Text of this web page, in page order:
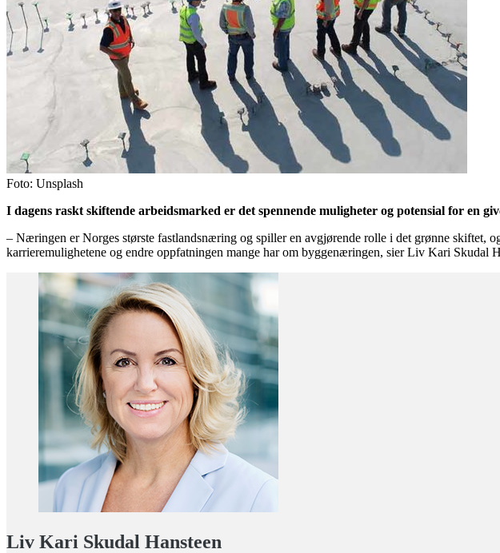
Foto: Unsplash
I dagens raskt skiftende arbeidsmarked er det spennende muligheter og potensial for en
– Næringen er Norges største fastlandsnæring og spiller en avgjørende rolle i det grønne skiftet,
karrieremulighetene og endre oppfatningen mange har om byggenæringen, sier Liv Kari Skudal
Liv Kari Skudal Hansteen